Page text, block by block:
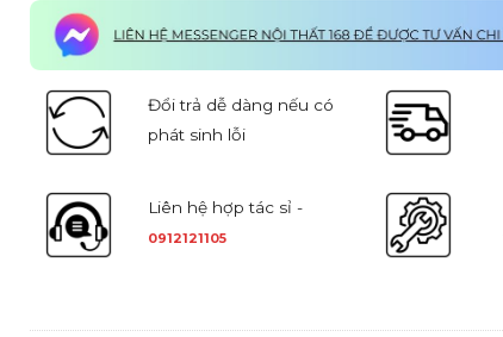
Đổi trả dễ dàng nếu có
phát sinh lỗi
Liên hệ hợp tác sỉ -
0912121105